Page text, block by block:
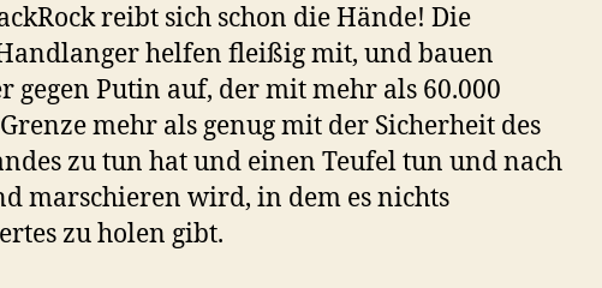
reibt sich schon die Hände! Die
helfen fleißig mit, und bauen
gegen Putin auf, der mit mehr als 60.000
mehr als genug mit der Sicherheit des
zu tun hat und einen Teufel tun und nach
marschieren wird, in dem es nichts
zu holen gibt.